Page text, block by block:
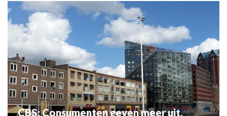
CBS: Consumenten geven meer uit,